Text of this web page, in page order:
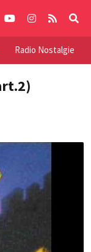
Radio Nostalgie